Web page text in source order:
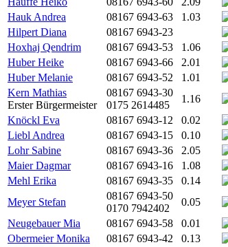
Hauk Andrea
08167 6943-63 1.03
Hilpert Diana
08167 6943-23
Hoxhaj Qendrim
08167 6943-53 1.06
Huber Heike
08167 6943-66 2.01
Huber Melanie
08167 6943-52 1.01
Kern Mathias
Erster Bürgermeister
08167 6943-30
0175 2614485
1.16
Knöckl Eva
08167 6943-12 0.02
Liebl Andrea
08167 6943-15 0.10
Lohr Sabine
08167 6943-36 2.05
Maier Dagmar
08167 6943-16 1.08
Mehl Erika
08167 6943-35 0.14
Meyer Stefan
08167 6943-50
0170 7942402
0.05
Neugebauer Mia
08167 6943-58 0.01
Obermeier Monika
08167 6943-42 0.13